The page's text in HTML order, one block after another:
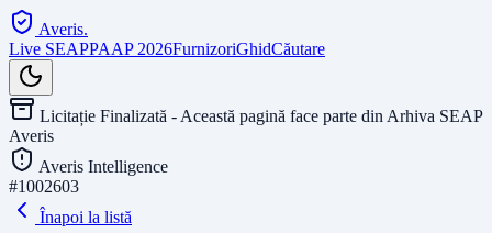
Averis.
Live SEAPPAAP 2026FurnizoriGhidCăutare
Licitație Finalizată - Această pagină face parte din Arhiva SEAP
Averis
Averis Intelligence
#1002603
Înapoi la listă